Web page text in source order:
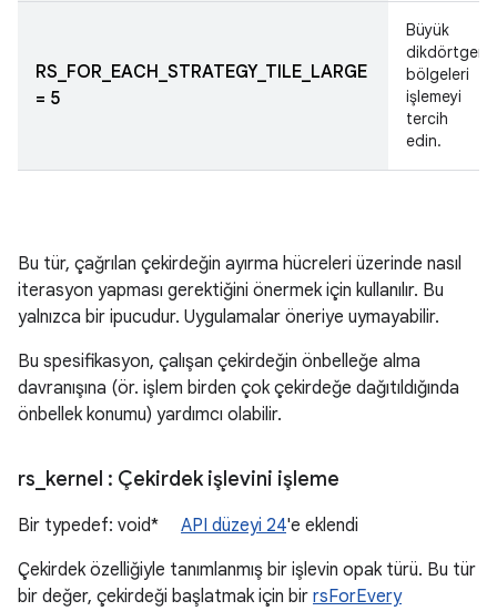
RS_FOR_EACH_STRATEGY_TILE_LARGE
= 5
Büyük
dikdörtgen
bölgeleri
işlemeyi
tercih
edin.
Bu tür, çağrılan çekirdeğin ayırma hücreleri üzerinde nasıl
iterasyon yapması gerektiğini önermek için kullanılır. Bu
yalnızca bir ipucudur. Uygulamalar öneriye uymayabilir.
Bu spesifikasyon, çalışan çekirdeğin önbelleğe alma
davranışına (ör. işlem birden çok çekirdeğe dağıtıldığında
önbellek konumu) yardımcı olabilir.
rs kernel : Çekirdek işlevini işleme
Bir typedef: void* API düzeyi 24'e eklendi
Çekirdek özelliğiyle tanımlanmış bir işlevin opak türü. Bu tür
bir değer, çekirdeği başlatmak için bir rsForEvery